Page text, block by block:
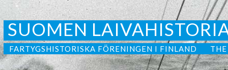
SUOMEN
FARTYGSHISTORISKA FÖRENINGEN I FINLAND